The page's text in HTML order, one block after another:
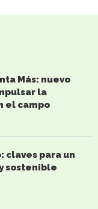
Más: nuevo
la
el campo
claves para un
sostenible